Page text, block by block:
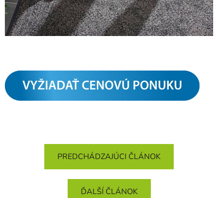
PREDCHÁDZAJÚCI ČLÁNOK
ĎALŠÍ ČLÁNOK